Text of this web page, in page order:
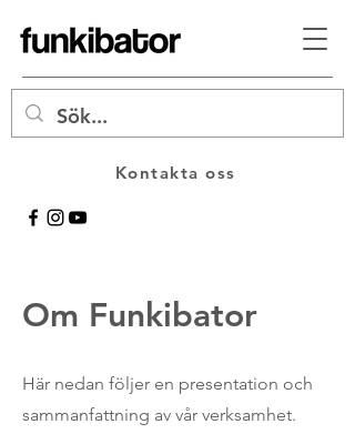
Kontakta oss
Om Funkibator
Här nedan följer en presentation och
sammanfattning av vår verksamhet.